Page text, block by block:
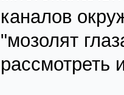
каналов
"мозолят
рассмотреть